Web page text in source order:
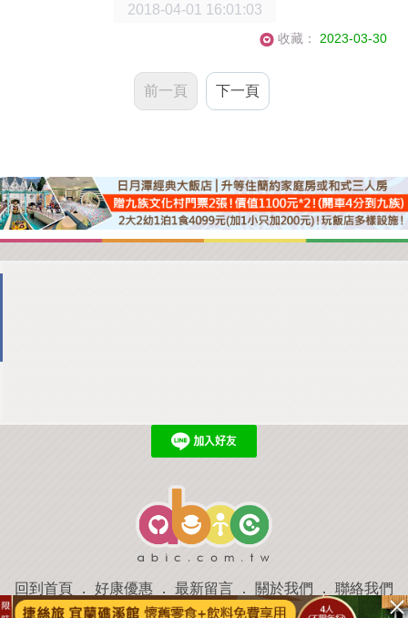
2018-04-01 16:01:03
收藏： 2023-03-30
前一頁 下一頁
回到首頁 ． 好康優惠 ． 最新留言 ． 關於我們 ． 聯絡我們
部落格微件．商家合作．討論區 ．推薦景點． APP下載